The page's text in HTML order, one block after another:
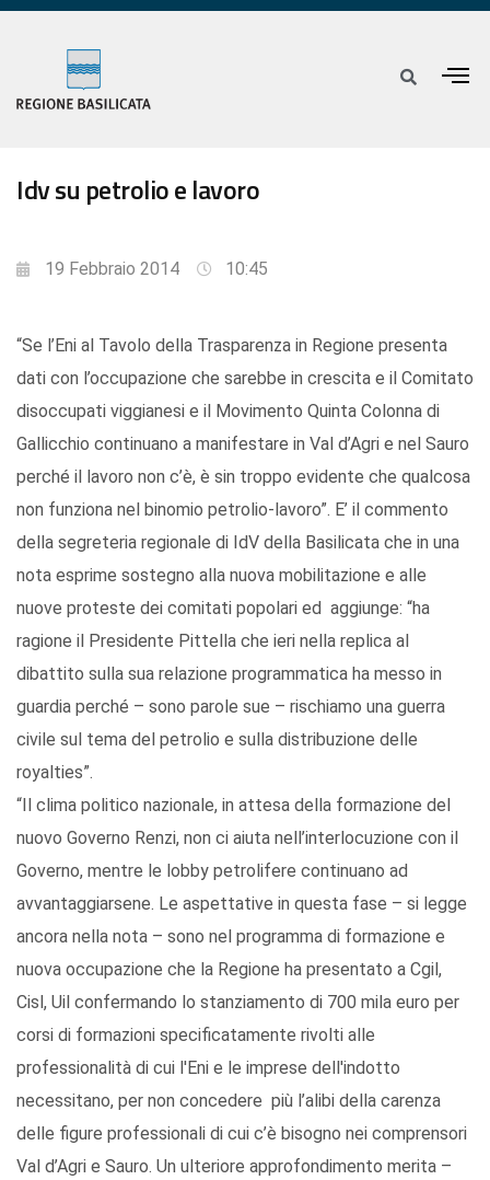
Idv su petrolio e lavoro
19 Febbraio 2014 10:45
“Se l’Eni al Tavolo della Trasparenza in Regione presenta
dati con l’occupazione che sarebbe in crescita e il Comitato
disoccupati viggianesi e il Movimento Quinta Colonna di
Gallicchio continuano a manifestare in Val d’Agri e nel Sauro
perché il lavoro non c’è, è sin troppo evidente che qualcosa
non funziona nel binomio petrolio-lavoro”. E’ il commento
della segreteria regionale di IdV della Basilicata che in una
nota esprime sostegno alla nuova mobilitazione e alle
nuove proteste dei comitati popolari ed aggiunge: “ha
ragione il Presidente Pittella che ieri nella replica al
dibattito sulla sua relazione programmatica ha messo in
guardia perché – sono parole sue – rischiamo una guerra
civile sul tema del petrolio e sulla distribuzione delle
royalties”.
“Il clima politico nazionale, in attesa della formazione del
nuovo Governo Renzi, non ci aiuta nell’interlocuzione con il
Governo, mentre le lobby petrolifere continuano ad
avvantaggiarsene. Le aspettative in questa fase – si legge
ancora nella nota – sono nel programma di formazione e
nuova occupazione che la Regione ha presentato a Cgil,
Cisl, Uil confermando lo stanziamento di 700 mila euro per
corsi di formazioni specificatamente rivolti alle
professionalità di cui l'Eni e le imprese dell'indotto
necessitano, per non concedere più l’alibi della carenza
delle figure professionali di cui c’è bisogno nei comprensori
Val d’Agri e Sauro. Un ulteriore approfondimento merita –